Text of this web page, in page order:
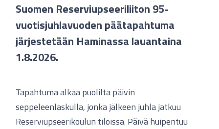
Suomen Reserviupseeriliiton 95-
vuotisjuhlavuoden päätapahtuma
järjestetään Haminassa lauantaina
1.8.2026.
Tapahtuma alkaa puolilta päivin
seppeleenlaskulla, jonka jälkeen juhla jatkuu
Reserviupseerikoulun tiloissa. Päivä huipentuu